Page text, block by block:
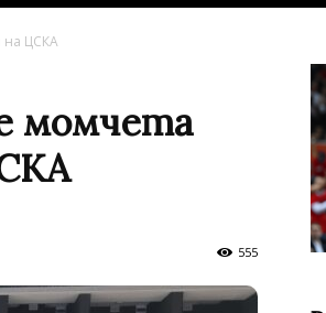
на ЦСКА
момчета
555